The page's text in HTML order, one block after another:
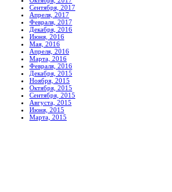
Сентября, 2017
Апреля, 2017
Февраля, 2017
Декабря, 2016
Июня, 2016
Мая, 2016
Апреля, 2016
Марта, 2016
Февраля, 2016
Декабря, 2015
Ноября, 2015
Октября, 2015
Сентября, 2015
Августа, 2015
Июня, 2015
Марта, 2015